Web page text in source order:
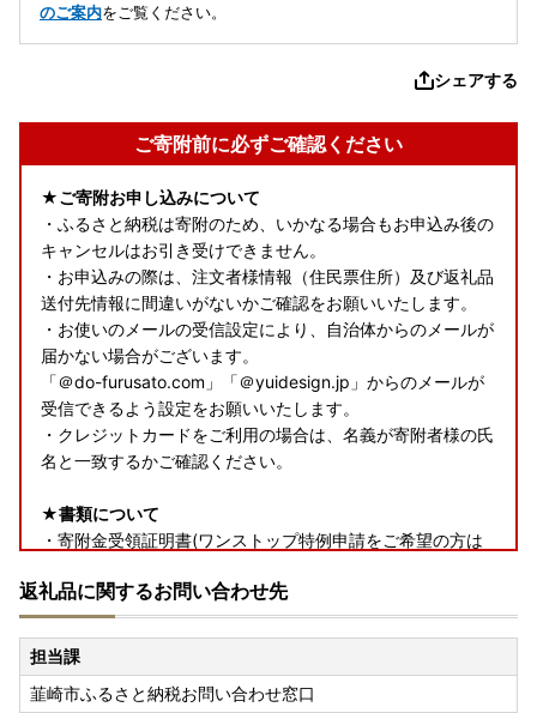
のご案内をご覧ください。
シェアする
ご寄附前に必ずご確認ください
★ご寄附お申し込みについて
・ふるさと納税は寄附のため、いかなる場合もお申込み後の
キャンセルはお引き受けできません。
・お申込みの際は、注文者様情報（住民票住所）及び返礼品
送付先情報に間違いがないかご確認をお願いいたします。
・お使いのメールの受信設定により、自治体からのメールが
届かない場合がございます。
「＠do-furusato.com」「＠yuidesign.jp」からのメールが
受信できるよう設定をお願いいたします。
・クレジットカードをご利用の場合は、名義が寄附者様の氏
名と一致するかご確認ください。
★書類について
・寄附金受領証明書(ワンストップ特例申請をご希望の方は
★返礼品について
・お受け取り日指定はできません。
・長期ご不在でお受取不可の期間がございましたら、必ず備
考欄に「不在:○○」とご記入ください。
返礼品に関するお問い合わせ先
担当課
韮崎市ふるさと納税お問い合わせ窓口